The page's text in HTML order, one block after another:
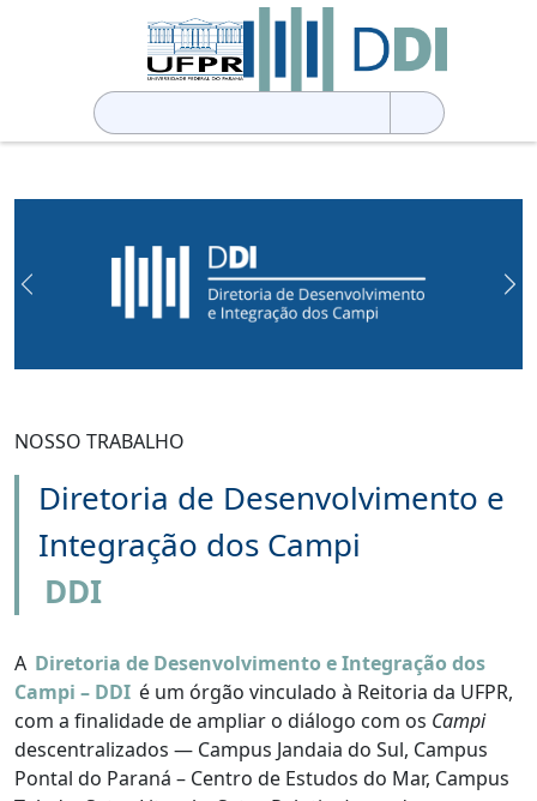
Pesquisar
por:
Previous
NOSSO TRABALHO
Diretoria de Desenvolvimento e
Integração dos Campi
DDI
A Diretoria de Desenvolvimento e Integração dos
Campi – DDI é um órgão vinculado à Reitoria da UFPR,
com a finalidade de ampliar o diálogo com os Campi
descentralizados — Campus Jandaia do Sul, Campus
Pontal do Paraná – Centro de Estudos do Mar, Campus